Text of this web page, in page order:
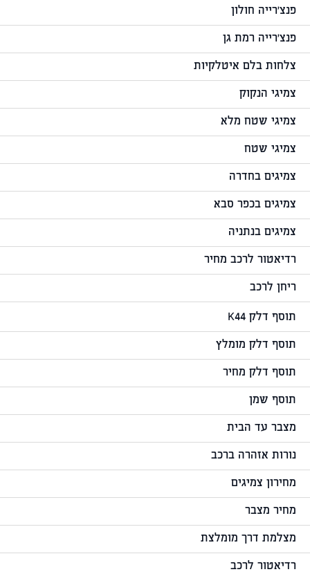
פנצ'רייה חולון
פנצ'רייה רמת גן
צלחות בלם איטלקיות
צמיגי הנקוק
צמיגי שטח מלא
צמיגי שטח
צמיגים בחדרה
צמיגים בכפר סבא
צמיגים בנתניה
רדיאטור לרכב מחיר
ריחן לרכב
תוסף דלק K44
תוסף דלק מומלץ
תוסף דלק מחיר
תוסף שמן
מצבר עד הבית
נורות אזהרה ברכב
מחירון צמיגים
מחיר מצבר
מצלמת דרך מומלצת
רדיאטור לרכב